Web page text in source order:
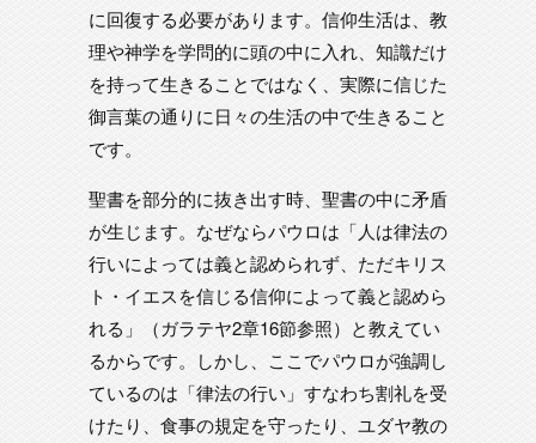
に回復する必要があります。信仰生活は、教
理や神学を学問的に頭の中に入れ、知識だけ
を持って生きることではなく、実際に信じた
御言葉の通りに日々の生活の中で生きること
です。
聖書を部分的に抜き出す時、聖書の中に矛盾
が生じます。なぜならパウロは「人は律法の
行いによっては義と認められず、ただキリス
ト・イエスを信じる信仰によって義と認めら
れる」（ガラテヤ2章16節参照）と教えてい
るからです。しかし、ここでパウロが強調し
ているのは「律法の行い」すなわち割礼を受
けたり、食事の規定を守ったり、ユダヤ教の